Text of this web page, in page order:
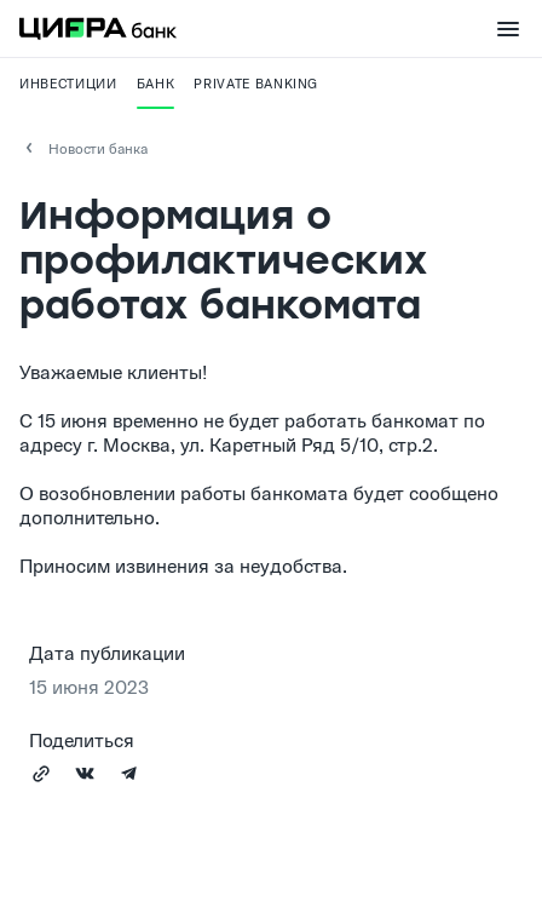
ИНВЕСТИЦИИ БАНК PRIVATE BANKING
Новости банка
Информация о
профилактических
работах банкомата
Уважаемые клиенты!
C 15 июня временно не будет работать банкомат по
адресу г. Москва, ул. Каретный Ряд 5/10, стр.2.
О возобновлении работы банкомата будет сообщено
дополнительно.
Приносим извинения за неудобства.
Дата публикации
15 июня 2023
Поделиться